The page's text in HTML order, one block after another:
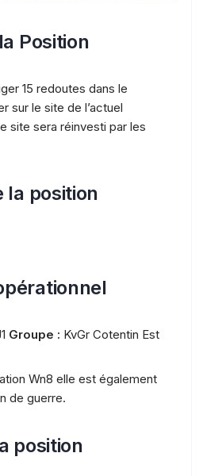
Position
15 redoutes dans le
sur le site de l’actuel
site sera réinvesti par les
la position
Groupe : KvGr Cotentin Est
Wn8 elle est également
de guerre.
position